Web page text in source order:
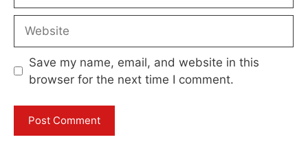
Save my name, email, and website in this
browser for the next time I comment.